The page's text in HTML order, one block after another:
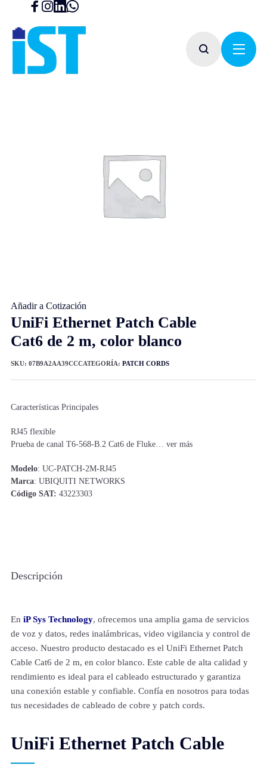
UniFi Ethernet Patch Cable
Cat6 de 2 m, color blanco
Características Principales
RJ45 flexible
Prueba de canal T6-568-B.2 Cat6 de Fluke… ver más
Modelo: UC-PATCH-2M-RJ45
Marca: UBIQUITI NETWORKS
Código SAT: 43223303
Añadir a Cotización
SKU: 07B9A2AA39CCCATEGORÍA: PATCH CORDS
Descripción
En iP Sys Technology, ofrecemos una amplia gama de servicios
de voz y datos, redes inalámbricas, video vigilancia y control de
acceso. Nuestro producto destacado es el UniFi Ethernet Patch
Cable Cat6 de 2 m, en color blanco. Este cable de alta calidad y
rendimiento es ideal para el cableado estructurado y garantiza
una conexión estable y confiable. Confía en nosotros para todas
tus necesidades de cableado de cobre y patch cords.
UniFi Ethernet Patch Cable